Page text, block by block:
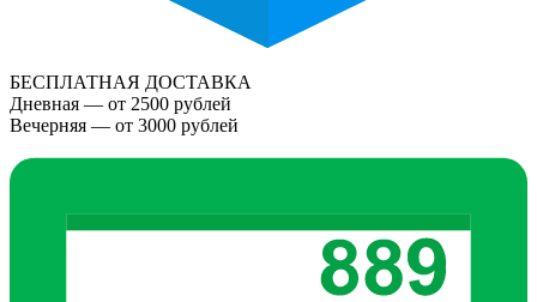
БЕСПЛАТНАЯ ДОСТАВКА
Дневная — от 2500 рублей
Вечерняя — от 3000 рублей